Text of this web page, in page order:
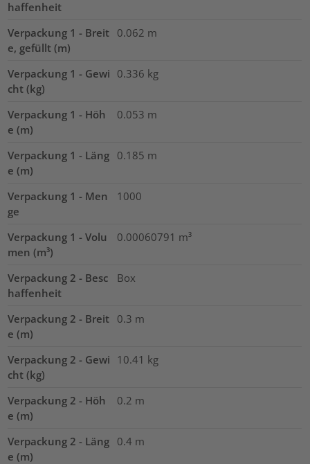
haffenheit
Verpackung 1 - Breit
e, gefüllt (m)
0.062 m
Verpackung 1 - Gewi
cht (kg)
0.336 kg
Verpackung 1 - Höh
e (m)
0.053 m
Verpackung 1 - Läng
e (m)
0.185 m
Verpackung 1 - Men
ge
1000
Verpackung 1 - Volu
men (m³)
0.00060791 m³
Verpackung 2 - Besc
haffenheit
Box
Verpackung 2 - Breit
e (m)
0.3 m
Verpackung 2 - Gewi
cht (kg)
10.41 kg
Verpackung 2 - Höh
e (m)
0.2 m
Verpackung 2 - Läng
e (m)
0.4 m